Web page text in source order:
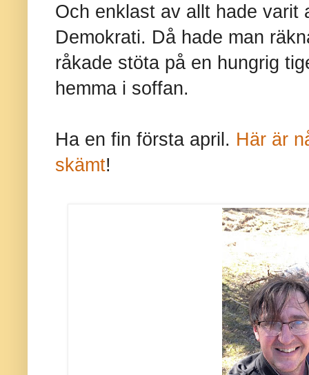
Och enklast av allt hade varit
Demokrati. Då hade man
råkade stöta på en hungrig
hemma i soffan.
Ha en fin första april. Här är
skämt!